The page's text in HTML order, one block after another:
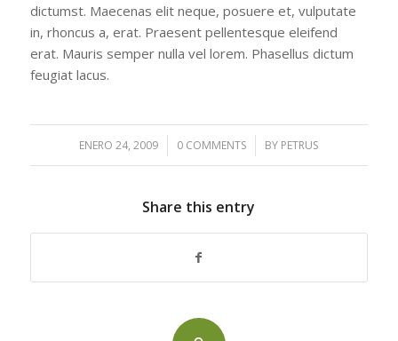
dictumst. Maecenas elit neque, posuere et, vulputate
in, rhoncus a, erat. Praesent pellentesque eleifend
erat. Mauris semper nulla vel lorem. Phasellus dictum
feugiat lacus.
ENERO 24, 2009
/ 0 COMMENTS
/ BY PETRUS
Share this entry